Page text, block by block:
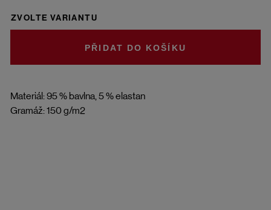
Materiál: 95 % bavlna, 5 % elastan
Gramáž: 150 g/m2
ZVOLTE VARIANTU
DO KOŠÍKU